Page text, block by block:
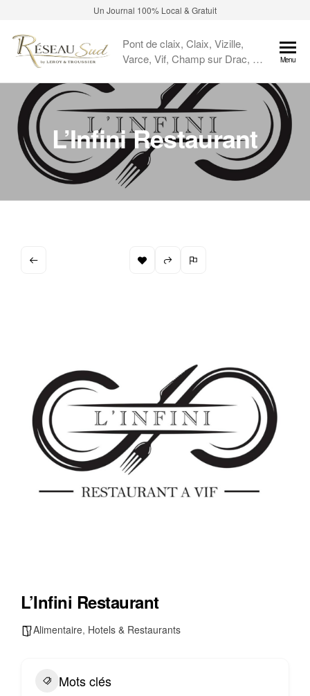
Un Journal 100% Local & Gratuit
Pont de claix, Claix, Vizille,
Varce, Vif, Champ sur Drac, …
Menu
L’Infini Restaurant
L’Infini Restaurant
Alimentaire, Hotels & Restaurants
Mots clés